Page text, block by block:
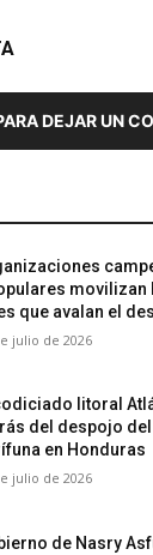
DEJAR UN
movilizan
que avalan el
julio de 2026
litoral
del despojo
en Honduras
julio de 2026
de Nasry